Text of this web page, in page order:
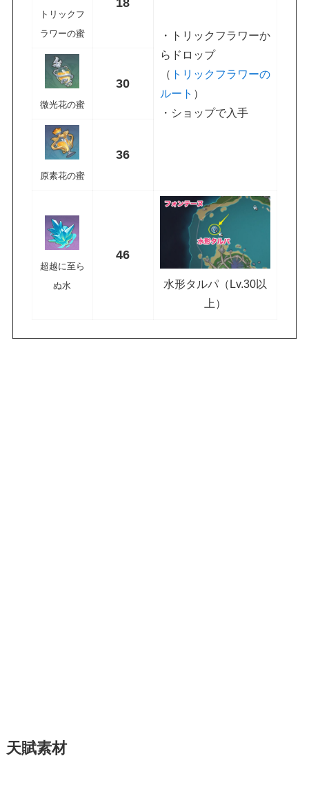
トリックフ
ラワーの蜜
・トリックフラワーか
らドロップ
（ トリックフラワーの
ルート ）
・ショップで入手
微光花の蜜
30
原素花の蜜
36
超越に至ら
ぬ水
46
水形タルパ（Lv.30以
上）
天賦素材